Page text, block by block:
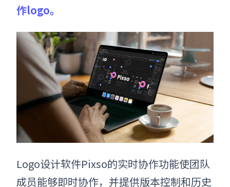
作logo。
Logo设计软件Pixso的实时协作功能使团队
成员能够即时协作，并提供版本控制和历史